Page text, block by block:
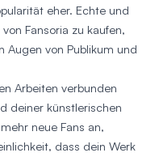
eher. Echte und
Fansoria zu kaufen,
Augen von Publikum und
Arbeiten verbunden
deiner künstlerischen
neue Fans an,
dass dein Werk